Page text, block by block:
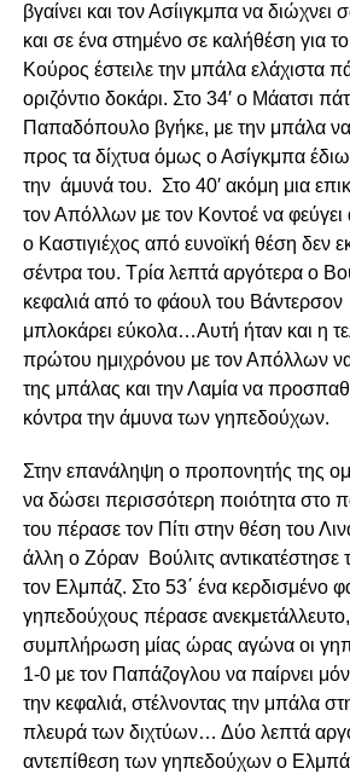
βγαίνει και τον Ασίιγκμπα να
και σε ένα στημένο σε καλήθέση για
Κούρος έστειλε την μπάλα ελάχιστα
οριζόντιο δοκάρι. Στο 34′ ο Μάατσι
Παπαδόπουλο βγήκε, με την μπάλα να
προς τα δίχτυα όμως ο Ασίγκμπα
την άμυνά του. Στο 40′ ακόμη μια
τον Απόλλων με τον Κοντοέ να
ο Καστιγιέχος από ευνοϊκή θέση δεν
σέντρα του. Τρία λεπτά αργότερα ο
κεφαλιά από το φάουλ του Βάντερσον
μπλοκάρει εύκολα…Αυτή ήταν και η
πρώτου ημιχρόνου με τον Απόλλων να
της μπάλας και την Λαμία να
κόντρα την άμυνα των γηπεδούχων.
Στην επανάληψη ο προπονητής της
να δώσει περισσότερη ποιότητα στο
του πέρασε τον Πίτι στην θέση του
άλλη ο Ζόραν Βούλιτς αντικατέστησε
τον Ελμπάζ. Στο 53΄ ένα κερδισμένο
γηπεδούχους πέρασε
συμπλήρωση μίας ώρας αγώνα οι
1-0 με τον Παπάζογλου να παίρνει
την κεφαλιά, στέλνοντας την μπάλα
πλευρά των διχτύων… Δύο λεπτά
αντεπίθεση των γηπεδούχων ο